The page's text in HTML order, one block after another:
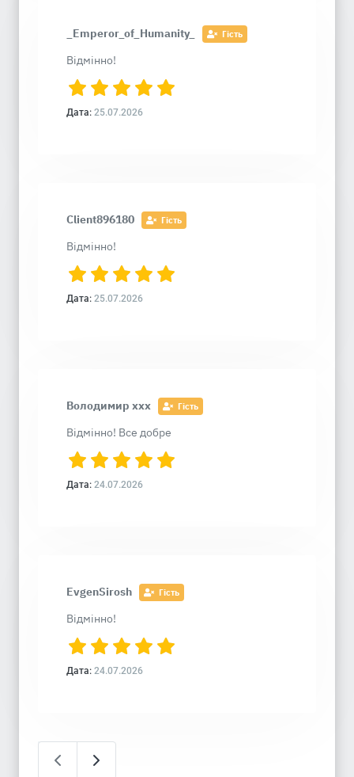
_Emperor_of_Humanity_ Гість
Відмінно!
Дата: 25.07.2026
Client896180 Гість
Відмінно!
Дата: 25.07.2026
Володимир xxx Гість
Відмінно! Все добре
Дата: 24.07.2026
EvgenSirosh Гість
Відмінно!
Дата: 24.07.2026